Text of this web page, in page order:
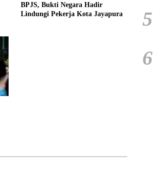
BPJS, Bukti Negara Hadir
Lindungi Pekerja Kota Jayapura
5
6